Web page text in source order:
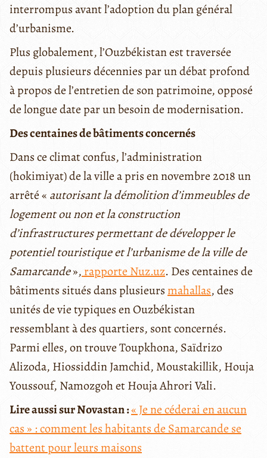
interrompus avant l’adoption du plan général
d’urbanisme.
Plus globalement, l’Ouzbékistan est traversée
depuis plusieurs décennies par un débat profond
à propos de l’entretien de son patrimoine, opposé
de longue date par un besoin de modernisation.
Des centaines de bâtiments concernés
Dans ce climat confus, l’administration
(hokimiyat) de la ville a pris en novembre 2018 un
arrêté « autorisant la démolition d’immeubles de
logement ou non et la construction
d’infrastructures permettant de développer le
potentiel touristique et l’urbanisme de la ville de
Samarcande», rapporte Nuz.uz. Des centaines de
bâtiments situés dans plusieursmahallas, des
unités de vie typiques en Ouzbékistan
ressemblant à des quartiers, sont concernés.
Parmi elles, on trouve Toupkhona, Saïdrizo
Alizoda, Hiossiddin Jamchid, Moustakillik, Houja
Youssouf, Namozgoh et Houja Ahrori Vali.
Lire aussi sur Novastan :« Je ne céderai en aucun
cas » : comment les habitants de Samarcande se
battent pour leurs maisons